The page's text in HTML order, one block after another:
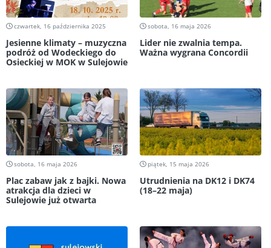
czwartek, 16 października 2025
Jesienne klimaty – muzyczna
podróż od Wodeckiego do
Osieckiej w MOK w Sulejowie
sobota, 16 maja 2026
Lider nie zwalnia tempa.
Ważna wygrana Concordii
sobota, 16 maja 2026
Plac zabaw jak z bajki. Nowa
atrakcja dla dzieci w
Sulejowie już otwarta
piątek, 15 maja 2026
Utrudnienia na DK12 i DK74
(18–22 maja)